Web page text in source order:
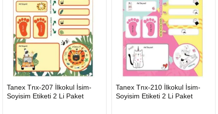
GÖNDERİ
Tanex Tnx-207 İlkokul İsim-
Soyisim Etiketi 2 Li Paket
GÖNDERİ
Tanex Tnx-210 İlkokul İsim-
Soyisim Etiketi 2 Li Paket